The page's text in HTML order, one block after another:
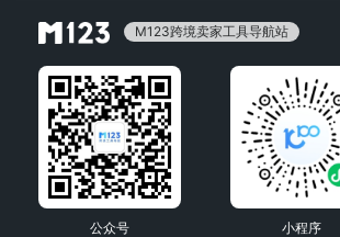
M123跨境卖家工具导航站
公众号 小程序